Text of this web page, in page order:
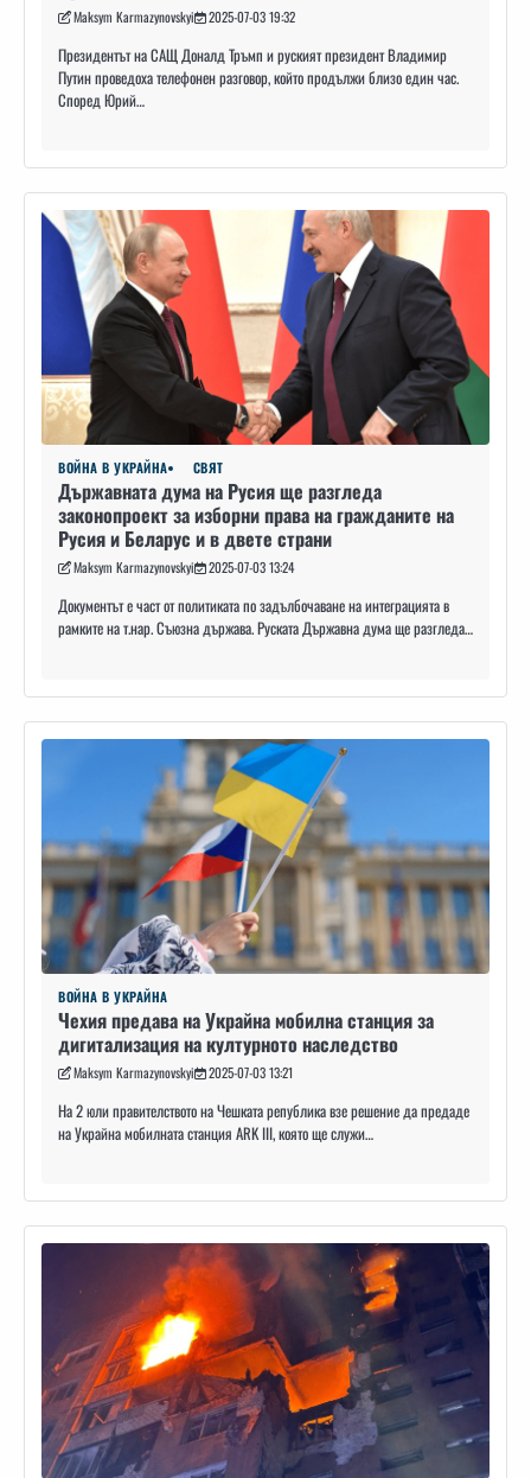
Maksym Karmazynovskyi 2025-07-03 19:32
Президентът на САЩ Доналд Тръмп и руският президент Владимир
Путин проведоха телефонен разговор, който продължи близо един час.
Според Юрий…
ВОЙНА В УКРАЙНА СВЯТ
Държавната дума на Русия ще разгледа
законопроект за изборни права на гражданите на
Русия и Беларус и в двете страни
Maksym Karmazynovskyi 2025-07-03 13:24
Документът е част от политиката по задълбочаване на интеграцията в
рамките на т.нар. Съюзна държава. Руската Държавна дума ще разгледа…
ВОЙНА В УКРАЙНА
Чехия предава на Украйна мобилна станция за
дигитализация на културното наследство
Maksym Karmazynovskyi 2025-07-03 13:21
На 2 юли правителството на Чешката република взе решение да предаде
на Украйна мобилната станция ARK III, която ще служи…